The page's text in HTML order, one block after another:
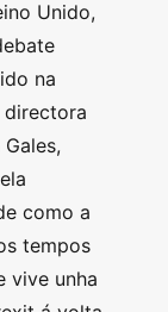
Unido,
na
directora
como a
tempos
vive unha